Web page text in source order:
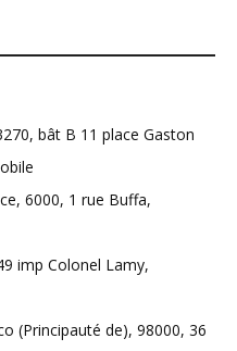
bât B 11 place Gaston
6000, 1 rue Buffa,
imp Colonel Lamy,
(Principauté de), 98000, 36